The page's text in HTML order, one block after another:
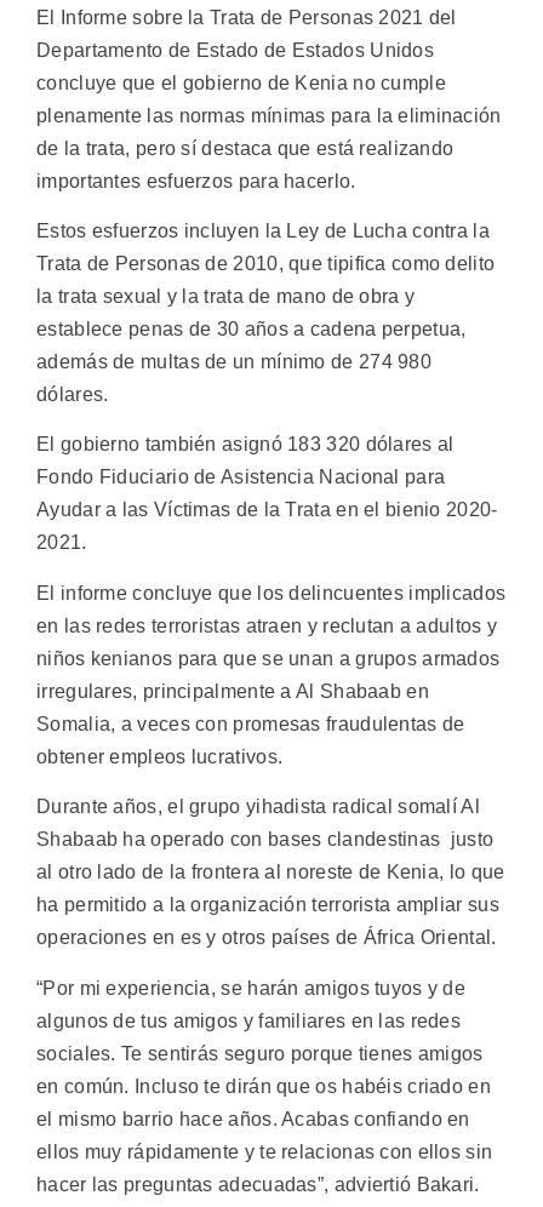
El Informe sobre la Trata de Personas 2021 del
Departamento de Estado de Estados Unidos
concluye que el gobierno de Kenia no cumple
plenamente las normas mínimas para la eliminación
de la trata, pero sí destaca que está realizando
importantes esfuerzos para hacerlo.
Estos esfuerzos incluyen la Ley de Lucha contra la
Trata de Personas de 2010, que tipifica como delito
la trata sexual y la trata de mano de obra y
establece penas de 30 años a cadena perpetua,
además de multas de un mínimo de 274 980
dólares.
El gobierno también asignó 183 320 dólares al
Fondo Fiduciario de Asistencia Nacional para
Ayudar a las Víctimas de la Trata en el bienio 2020-
2021.
El informe concluye que los delincuentes implicados
en las redes terroristas atraen y reclutan a adultos y
niños kenianos para que se unan a grupos armados
irregulares, principalmente a Al Shabaab en
Somalia, a veces con promesas fraudulentas de
obtener empleos lucrativos.
Durante años, el grupo yihadista radical somalí Al
Shabaab ha operado con bases clandestinas justo
al otro lado de la frontera al noreste de Kenia, lo que
ha permitido a la organización terrorista ampliar sus
operaciones en es y otros países de África Oriental.
“Por mi experiencia, se harán amigos tuyos y de
algunos de tus amigos y familiares en las redes
sociales. Te sentirás seguro porque tienes amigos
en común. Incluso te dirán que os habéis criado en
el mismo barrio hace años. Acabas confiando en
ellos muy rápidamente y te relacionas con ellos sin
hacer las preguntas adecuadas”, adviertió Bakari.